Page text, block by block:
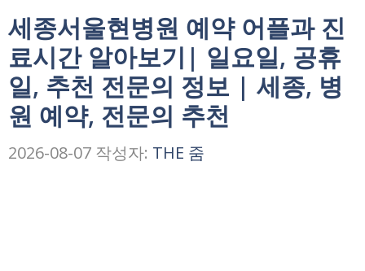
세종서울현병원 예약 어플과 진
료시간 알아보기| 일요일, 공휴
일, 추천 전문의 정보 | 세종, 병
원 예약, 전문의 추천
2026-08-07 작성자: THE 줌